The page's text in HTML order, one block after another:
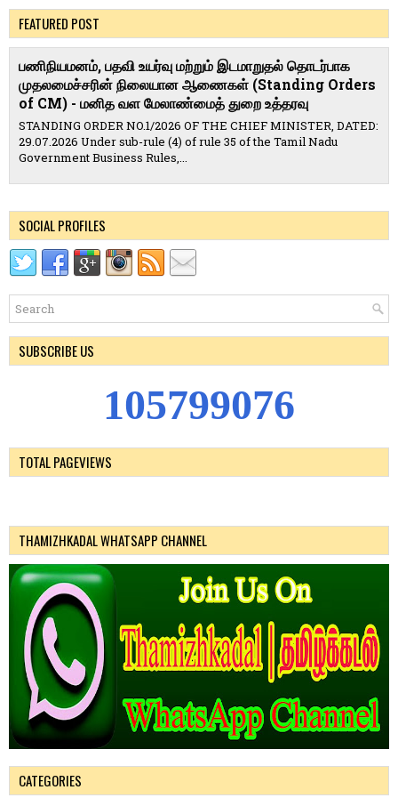
FEATURED POST
பணிநியமனம், பதவி உயர்வு மற்றும் இடமாறுதல் தொடர்பாக
முதலமைச்சரின் நிலையான ஆணைகள் (Standing Orders
of CM) - மனித வள மேலாண்மைத் துறை உத்தரவு
STANDING ORDER NO.1/2026 OF THE CHIEF MINISTER, DATED:
29.07.2026 Under sub-rule (4) of rule 35 of the Tamil Nadu
Government Business Rules,...
SOCIAL PROFILES
SUBSCRIBE US
105799076
TOTAL PAGEVIEWS
THAMIZHKADAL WHATSAPP CHANNEL
CATEGORIES